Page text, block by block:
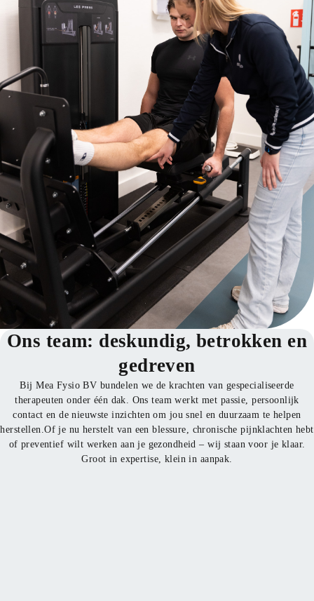
Ons team: deskundig, betrokken en
gedreven
Bij Mea Fysio BV bundelen we de krachten van gespecialiseerde
therapeuten onder één dak. Ons team werkt met passie, persoonlijk
contact en de nieuwste inzichten om jou snel en duurzaam te helpen
herstellen.Of je nu herstelt van een blessure, chronische pijnklachten hebt
of preventief wilt werken aan je gezondheid – wij staan voor je klaar.
Groot in expertise, klein in aanpak.